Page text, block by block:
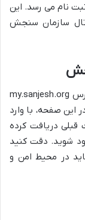
نام می رسد. این
سازمان سنجش
برای شروع، مرورگر وب خود را باز کرده و به آدرس my.sanjesh.org
این صفحه، با وارد
دریافت کرده
شوید. دقت کنید
در محیط امن و